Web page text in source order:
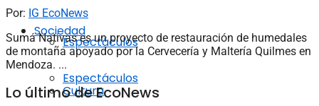
Espectáculos
Cultura
Sociedad
Espectáculos
Por: IG EcoNews
Sumá Nativas es un proyecto de restauración de humedales
de montaña apoyado por la Cervecería y Maltería Quilmes en
Mendoza. ...
Lo último de EcoNews